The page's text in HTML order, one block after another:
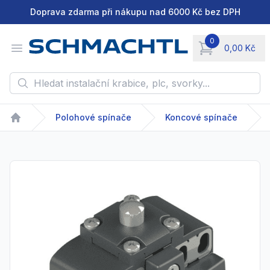
Doprava zdarma při nákupu nad 6000 Kč bez DPH
Open menu
0
0,00 Kč
items in cart,
Hledat instalační krabice, plc, svorky...
Home
Polohové spínače Koncové spínače